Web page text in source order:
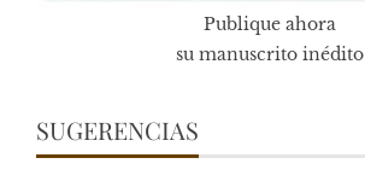
Publique ahora
su manuscrito inédito
SUGERENCIAS